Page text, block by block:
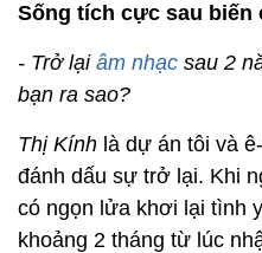
Sống tích cực sau biến
- Trở lại âm nhạc sau 2
bạn ra sao?
Thị Kính là dự án tôi và
đánh dấu sự trở lại. Khi
có ngọn lửa khơi lại tình
khoảng 2 tháng từ lúc